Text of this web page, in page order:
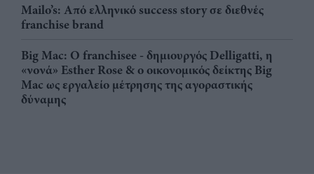
Mailo’s: Από ελληνικό success story σε διεθνές
franchise brand
Big Mac: Ο franchisee - δημιουργός Delligatti, η
«νονά» Esther Rose & ο οικονομικός δείκτης Big
Mac ως εργαλείο μέτρησης της αγοραστικής
δύναμης